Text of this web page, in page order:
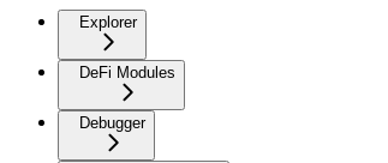
Explorer
DeFi Modules
Debugger